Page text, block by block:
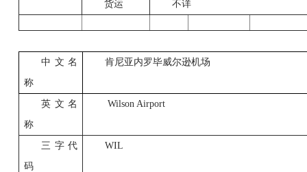
货运 不详
中文名
称
肯尼亚内罗毕威尔逊机场
英文名
称
Wilson Airport
三字代
码
WIL